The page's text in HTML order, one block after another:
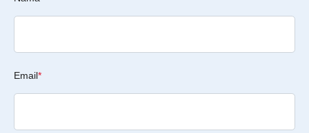
Email*